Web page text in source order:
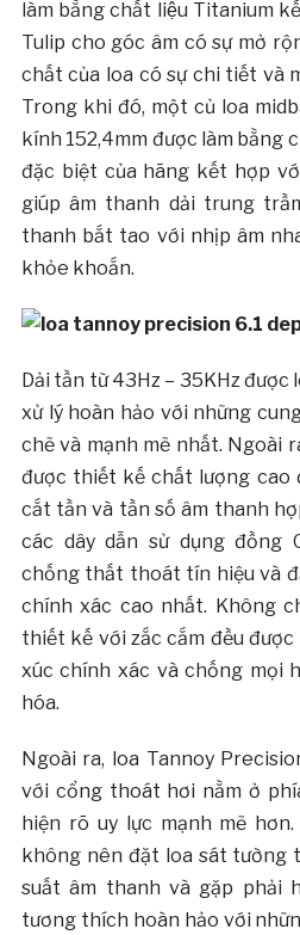
làm bằng chất liệu Titanium
Tulip cho góc âm có sự mở
chất của loa có sự chi tiết và
Trong khi đó, một củ loa
kính 152,4mm được làm bằng
đặc biệt của hãng kết hợp
giúp âm thanh dải trung
thanh bắt tao với nhịp âm
khỏe khoắn.
Dải tần từ 43Hz – 35KHz được
xử lý hoàn hảo với những
chẽ và mạnh mẽ nhất. Ngoài
được thiết kế chất lượng cao
cắt tần và tần số âm thanh
các dây dẫn sử dụng đồng
chống thất thoát tín hiệu và
chính xác cao nhất. Không
thiết kế với zắc cắm đều
xúc chính xác và chống mọi
hóa.
Ngoài ra, loa Tannoy
với cổng thoát hơi nằm ở
hiện rõ uy lực mạnh mẽ
không nên đặt loa sát tường
suất âm thanh và gặp phải
tương thích hoàn hảo với